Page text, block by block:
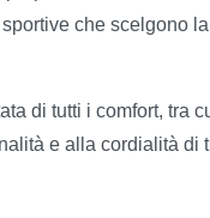
che scelgono
di tutti i comfort, tra
e alla cordialità di